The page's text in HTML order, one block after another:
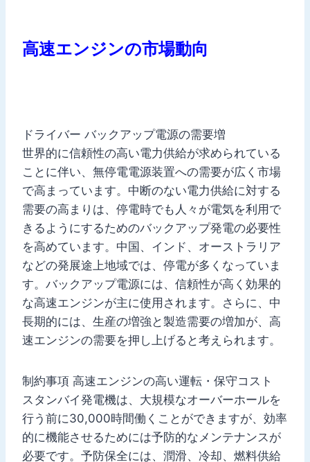
高速エンジンの市場動向
ドライバー バックアップ電源の需要増
世界的に信頼性の高い電力供給が求められている
ことに伴い、無停電電源装置への需要が広く市場
で高まっています。中断のない電力供給に対する
需要の高まりは、停電時でも人々が電気を利用で
きるようにするためのバックアップ発電の必要性
を高めています。中国、インド、オーストラリア
などの発展途上地域では、停電が多くなっていま
す。バックアップ電源には、信頼性が高く効果的
な高速エンジンが主に使用されます。さらに、中
長期的には、生産の増強と製造需要の増加が、高
速エンジンの需要を押し上げると考えられます。
制約事項 高速エンジンの高い運転・保守コスト
スタンバイ発電機は、大規模なオーバーホールを
行う前に30,000時間働くことができますが、効率
的に機能させるためには予防的なメンテナンスが
必要です。予防保全には、潤滑、冷却、燃料供給